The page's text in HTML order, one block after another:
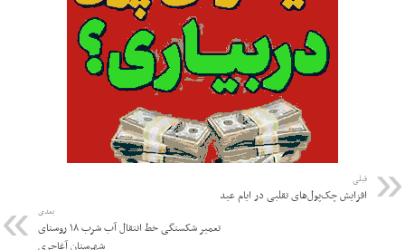
قبلی
افزایش چک‌پول‌های تقلبی در ایام عید
بعدی
تعمیر شکستگی خط انتقال آب شرب ۱۸ روستای
شهرستان آغاجری